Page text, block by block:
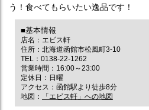
う！食べてもらいたい逸品です！
■基本情報
店名：エビス軒
住所：北海道函館市松風町3-10
TEL：0138-22-1262
営業時間：16:00～23:00
定休日：日曜
アクセス：函館駅より徒歩8分
地図：
「エビス軒」への地図